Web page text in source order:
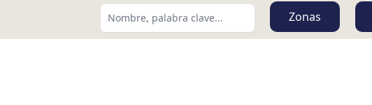
Zonas